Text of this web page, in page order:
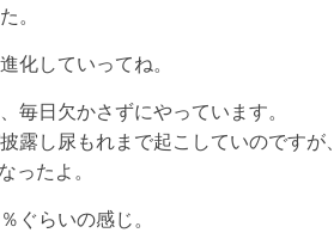
。
化していってね。
日欠かさずにやっています。
し尿もれまで起こしていのですが、
たよ。
ぐらいの感じ。